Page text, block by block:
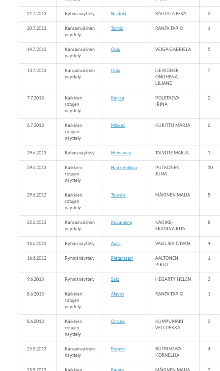
21.7.2013 Ryhmänäyttely Nastola RAUTALA EEVA 2
20.7.2013
Kansainvälinen
näyttely
Tornio RANTA TAPIO 1
14.7.2013
Kansainvälinen
näyttely
Oulu VEIGA GABRIELA 5
13.7.2013
Kansainvälinen
näyttely
Oulu
DE RIDDER
ONGHENA
LILIANE
7
7.7.2013
Kaikkien
rotujen
näyttely
Karjaa
POLETAEVA
IRINA
2
6.7.2013
Kaikkien
rotujen
näyttely
Mikkeli KURITTU MARJA 6
29.6.2013 Ryhmänäyttely Heinävesi TALVITIE MARJA 1
29.6.2013
Kaikkien
rotujen
näyttely
Hämeenlinna
PUTKONEN
JUHA
10
29.6.2013
Kaikkien
rotujen
näyttely
Tuusula MÄKINEN MAIJA 5
22.6.2013
Kansainvälinen
näyttely
Rovaniemi
KADIKE-
SKADINA RITA
8
16.6.2013 Ryhmänäyttely Aura VASILJEVIC IVAN 4
16.6.2013 Ryhmänäyttely Pietarsaari
AALTONEN
PIRJO
1
9.6.2013 Ryhmänäyttely Salo HEGARTY HELEN 3
8.6.2013
Kaikkien
rotujen
näyttely
Alavus RANTA TAPIO 1
8.6.2013
Kaikkien
rotujen
näyttely
Orivesi
KUMPUMÄKI
VELI-PEKKA
3
25.5.2013
Kansainvälinen
näyttely
Kuopio
BUTRIMOVA
KORNELIJA
4